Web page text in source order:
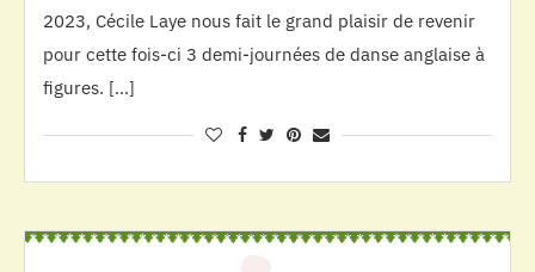
2023, Cécile Laye nous fait le grand plaisir de revenir
pour cette fois-ci 3 demi-journées de danse anglaise à
figures. […]